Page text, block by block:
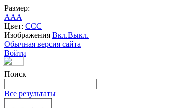
Размер:
AAA
Цвет: CCC
Изображения Вкл.Выкл.
Обычная версия сайта
Войти
Поиск
Все результаты